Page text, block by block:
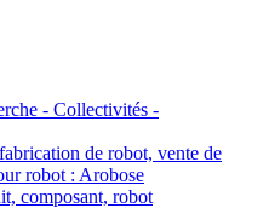
- Collectivités -
de robot, vente de
robot : Arobose
composant, robot